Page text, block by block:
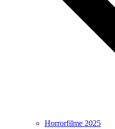
Horrorfilme 2025